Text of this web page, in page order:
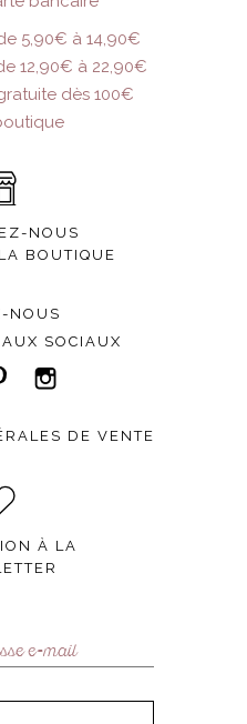
5,90€ à 14,90€
12,90€ à 22,90€
dès 100€
NOUS
BOUTIQUE
NOUS
SOCIAUX
DE VENTE
À LA